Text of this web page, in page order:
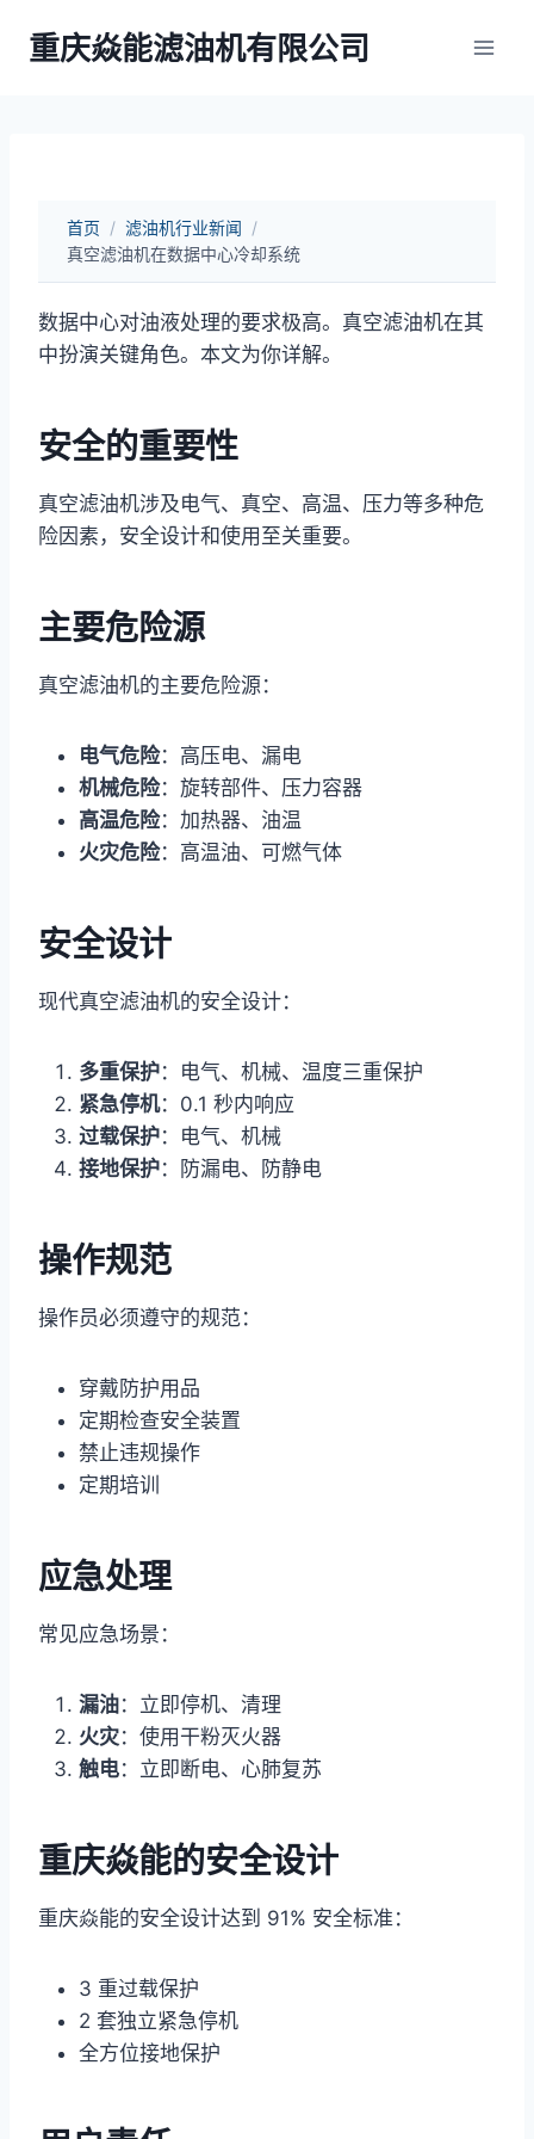
重庆焱能滤油机有限公司
首页 / 滤油机行业新闻 /
真空滤油机在数据中心冷却系统
数据中心对油液处理的要求极高。真空滤油机在其
中扮演关键角色。本文为你详解。
安全的重要性
真空滤油机涉及电气、真空、高温、压力等多种危
险因素，安全设计和使用至关重要。
主要危险源
真空滤油机的主要危险源：
电气危险：高压电、漏电
机械危险：旋转部件、压力容器
高温危险：加热器、油温
火灾危险：高温油、可燃气体
安全设计
现代真空滤油机的安全设计：
多重保护：电气、机械、温度三重保护
紧急停机：0.1 秒内响应
过载保护：电气、机械
接地保护：防漏电、防静电
操作规范
操作员必须遵守的规范：
穿戴防护用品
定期检查安全装置
禁止违规操作
定期培训
应急处理
常见应急场景：
漏油：立即停机、清理
火灾：使用干粉灭火器
触电：立即断电、心肺复苏
重庆焱能的安全设计
重庆焱能的安全设计达到 91% 安全标准：
3 重过载保护
2 套独立紧急停机
全方位接地保护